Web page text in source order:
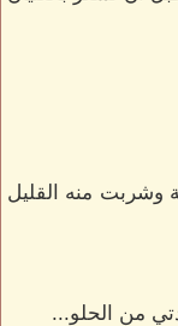
وشربت منه القليل
من الحلو...